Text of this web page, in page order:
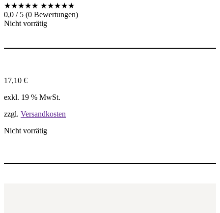
★★★★★ ★★★★★
0,0 / 5 (0 Bewertungen)
Nicht vorrätig
17,10 €
exkl. 19 % MwSt.
zzgl. Versandkosten
Nicht vorrätig